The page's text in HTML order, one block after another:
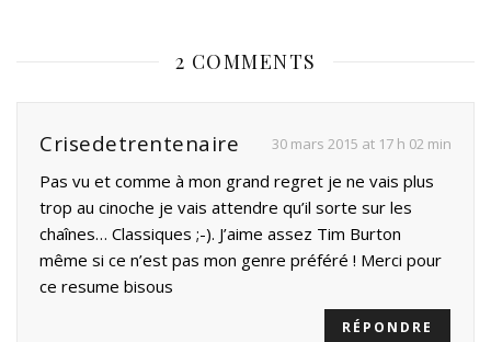
2 COMMENTS
Crisedetrentenaire 30 mars 2015 at 17 h 02 min
Pas vu et comme à mon grand regret je ne vais plus
trop au cinoche je vais attendre qu’il sorte sur les
chaînes… Classiques ;-). J’aime assez Tim Burton
même si ce n’est pas mon genre préféré ! Merci pour
ce resume bisous
RÉPONDRE